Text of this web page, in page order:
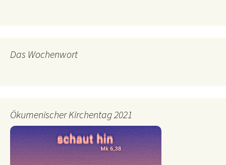
Das Wochenwort
Ökumenischer Kirchentag 2021